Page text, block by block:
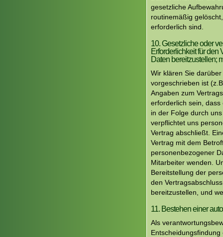
gesetzliche
routinemäßig
erforderlich sind.
10. Gesetzliche oder
Erforderlichkeit für den
Daten bereitzustellen;
Wir klären Sie
vorgeschrieben ist
Angaben zum
erforderlich sein,
in der Folge durch
verpflichtet uns
Vertrag abschließt.
Vertrag mit dem
personenbezogener
Mitarbeiter wenden.
Bereitstellung der
den
bereitzustellen, und
11. Bestehen einer
Als